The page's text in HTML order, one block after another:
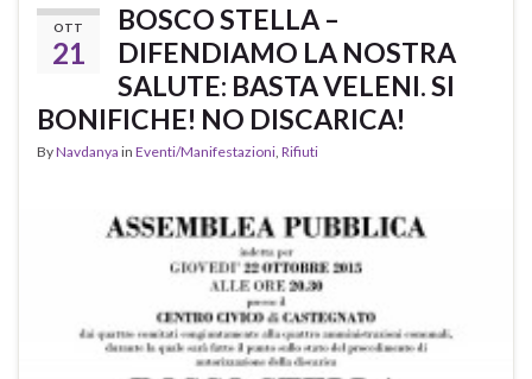
OTT
21
BOSCO STELLA –
DIFENDIAMO LA NOSTRA
SALUTE: BASTA VELENI. SI
BONIFICHE! NO DISCARICA!
ByNavdanya in Eventi/Manifestazioni Rifiuti